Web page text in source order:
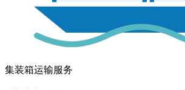
集装箱运输服务